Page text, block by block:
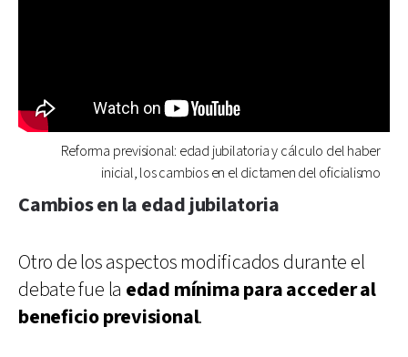
Reforma previsional: edad jubilatoria y cálculo del haber
inicial, los cambios en el dictamen del oficialismo
Cambios en la edad jubilatoria
Otro de los aspectos modificados durante el
debate fue la edad mínima para acceder al
beneficio previsional.